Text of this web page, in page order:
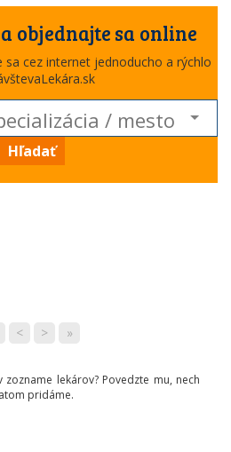
objednajte sa online
cez internet jednoducho a rýchlo
Hľadať
< > »
lekárov? Povedzte mu, nech
pridáme.